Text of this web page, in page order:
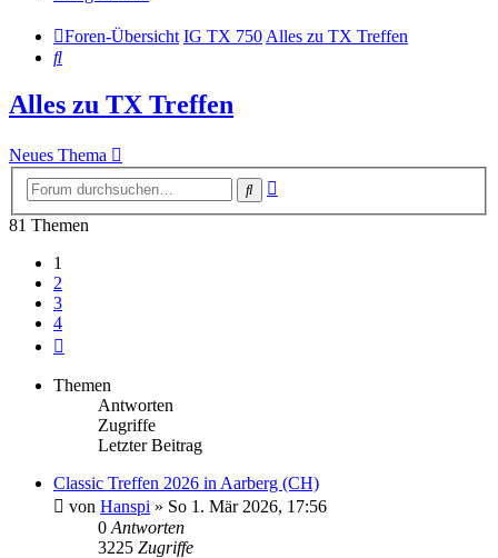
Foren-Übersicht IG TX 750Alles zu TX Treffen
Suche
Alles zu TX Treffen
Neues Thema
Suche
81 Themen
1
2
3
4
Themen
Antworten
Zugriffe
Letzter Beitrag
Classic Treffen 2026 in Aarberg (CH)
von Hanspi » So 1. Mär 2026, 17:56
0 Antworten
3225 Zugriffe